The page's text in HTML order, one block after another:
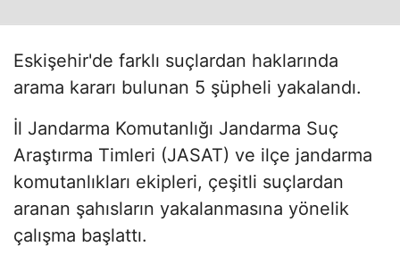
Eskişehir'de farklı suçlardan haklarında
arama kararı bulunan 5 şüpheli yakalandı.
İl Jandarma Komutanlığı Jandarma Suç
Araştırma Timleri (JASAT) ve ilçe jandarma
komutanlıkları ekipleri, çeşitli suçlardan
aranan şahısların yakalanmasına yönelik
çalışma başlattı.